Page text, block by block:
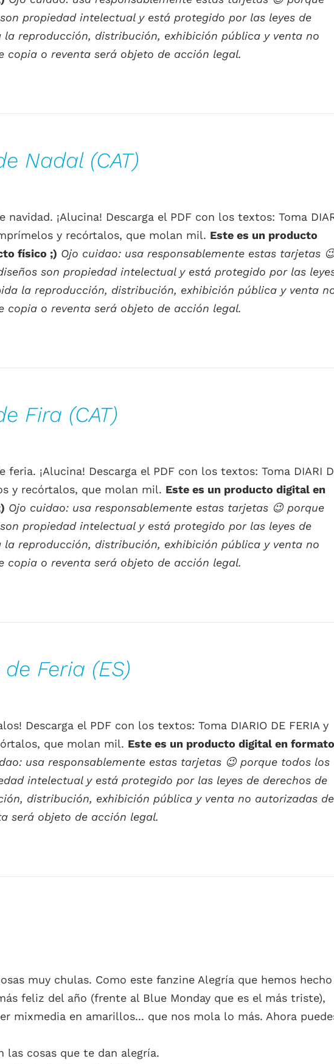
propiedad intelectual y está protegido por las leyes de
reproducción, distribución, exhibición pública y venta no
o reventa será objeto de acción legal.
Nadal (CAT)
¡Alucina! Descarga el PDF con los textos: Toma
y recórtalos, que molan mil. Este es un producto
físico ;) Ojo cuidao: usa responsablemente estas tarjetas
son propiedad intelectual y está protegido por las
la reproducción, distribución, exhibición pública y venta
o reventa será objeto de acción legal.
Fira (CAT)
¡Alucina! Descarga el PDF con los textos: Toma DIARI
y recórtalos, que molan mil. Este es un producto digital en
Ojo cuidao: usa responsablemente estas tarjetas 😉porque
propiedad intelectual y está protegido por las leyes de
reproducción, distribución, exhibición pública y venta no
o reventa será objeto de acción legal.
Feria (ES)
Descarga el PDF con los textos: Toma DIARIO DE FERIA y
que molan mil. Este es un producto digital en formato
usa responsablemente estas tarjetas 😉porque todos los
intelectual y está protegido por las leyes de derechos de
distribución, exhibición pública y venta no autorizadas de
será objeto de acción legal.
muy chulas. Como este fanzine Alegría que hemos hecho
feliz del año (frente al Blue Monday que es el más triste),
mixmedia en amarillos... que nos mola lo más. Ahora
las cosas que te dan alegría.